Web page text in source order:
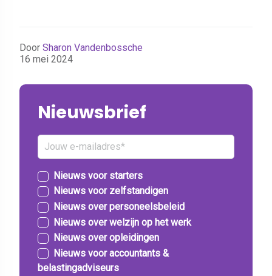
Door Sharon Vandenbossche
16 mei 2024
Nieuwsbrief
Nieuws voor starters
Nieuws voor zelfstandigen
Nieuws over personeelsbeleid
Nieuws over welzijn op het werk
Nieuws over opleidingen
Nieuws voor accountants &
belastingadviseurs